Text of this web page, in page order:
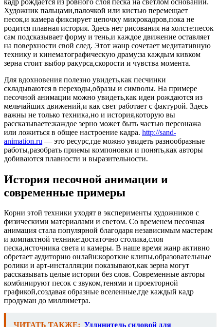
Художник пальцами,палочкой или кистью перемещает
песок,и камера фиксирует цепочку микрокадров,пока не
родится плавная история. Здесь нет рисования на холсте:песок
сам подсказывает форму и тень,и каждое движение оставляет
на поверхности свой след. Этот жанр сочетает медитативную
технику и кинематографическую драму:за каждым кивком
зерна стоит выбор ракурса,скорости и чувства момента.
Для вдохновения полезно увидеть,как песчинки
складываются в переходы,образы и символы. На примере
песочной анимации можно увидеть,как идеи рождаются из
мельчайших движений,и как свет работает с фактурой. Здесь
важны не только техника,но и история,которую вы
рассказываете:каждое зерно может быть частью персонажа
или ложиться в общее настроение кадра. http://sand-
animation.ru — это ресурс,где можно увидеть разнообразные
работы,разобрать приемы компоновки и понять,как авторы
добиваются плавности и выразительности.
История песочной анимации и
современные примеры
Корни этой техники уходят в эксперименты художников с
физическими материалами и светом. Со временем песочная
анимация стала популярной благодаря независимым мастерам
и компактной технике:достаточно столика,слоя
песка,источника света и камеры. В наше время жанр активно
обретает аудиторию онлайн:короткие клипы,образовательные
ролики и арт-инсталляции показывают,как зерна могут
рассказывать целые истории без слов. Современные авторы
комбинируют песок с звуком,тенями и проекторной
графикой,создавая образные вселенные,где каждый кадр
продуман до миллиметра.
ЧИТАТЬ ТАКЖЕ: Удлинитель силовой для